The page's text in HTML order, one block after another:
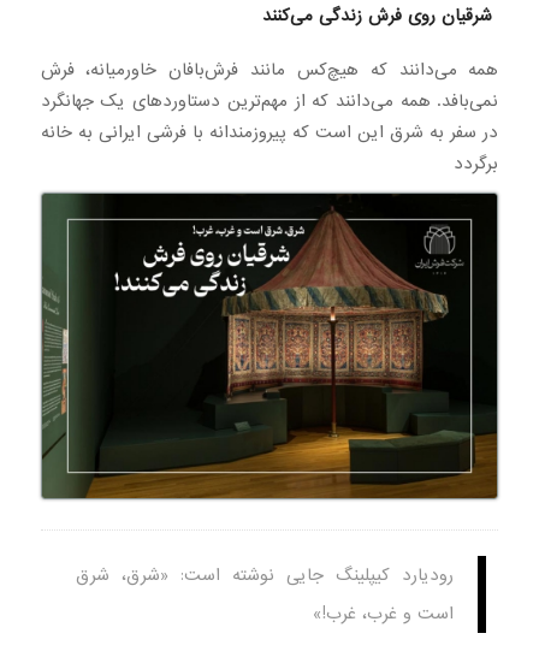
شرقیان روی فرش زندگی می‌کنند
همه می‌دانند که هیچ‌کس مانند فرش‌بافان خاورمیانه، فرش
نمی‌بافد. همه می‌دانند که از مهم‌ترین دستاوردهای یک جهانگرد
در سفر به شرق این است که پیروزمندانه با فرشی ایرانی به خانه
برگردد
رودیارد کیپلینگ جایی نوشته است: «شرق، شرق
است و غرب، غرب!»